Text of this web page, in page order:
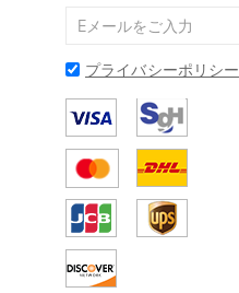
プライバシーポリシー